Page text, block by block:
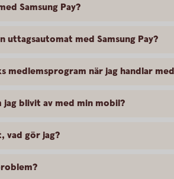
Samsung Pay?
uttagsautomat med Samsung Pay?
medlemsprogram när jag handlar med
jag blivit av med min mobil?
vad gör jag?